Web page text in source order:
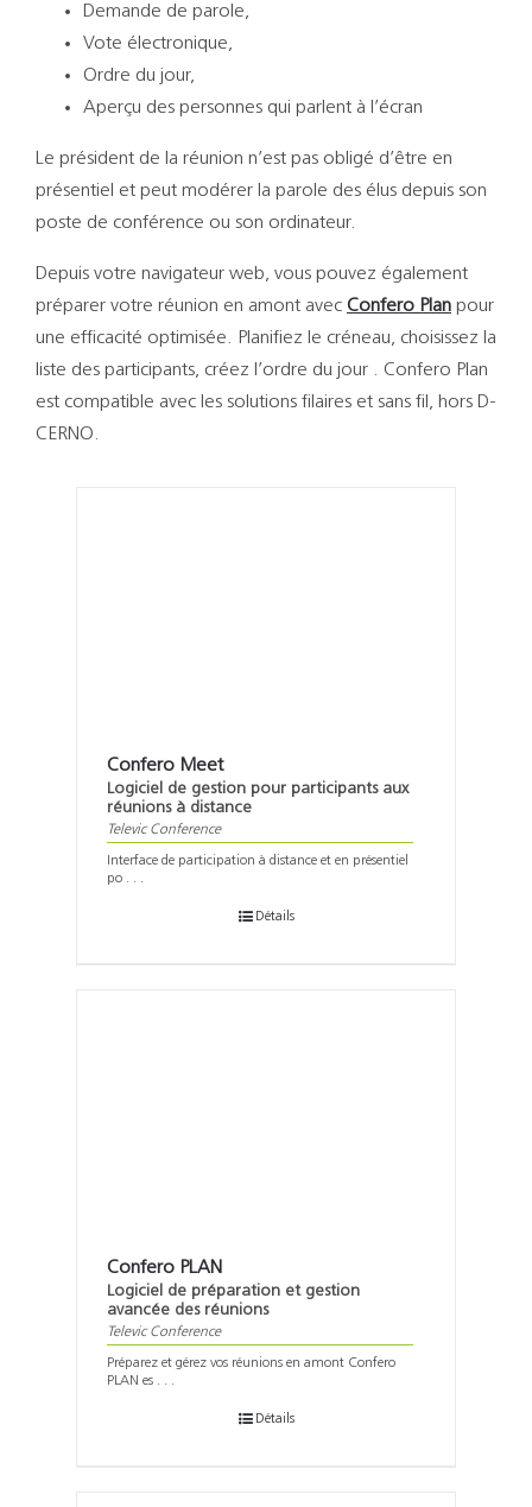
Demande de parole,
Vote électronique,
Ordre du jour,
Aperçu des personnes qui parlent à l’écran
Le président de la réunion n’est pas obligé d’être en
présentiel et peut modérer la parole des élus depuis son
poste de conférence ou son ordinateur.
Depuis votre navigateur web, vous pouvez également
préparer votre réunion en amont avec Confero Plan pour
une efficacité optimisée. Planifiez le créneau, choisissez la
liste des participants, créez l’ordre du jour . Confero Plan
est compatible avec les solutions filaires et sans fil, hors D-
CERNO.
Confero Meet
Logiciel de gestion pour participants aux
réunions à distance
Televic Conference
Interface de participation à distance et en présentiel
po . . .
Détails
Confero PLAN
Logiciel de préparation et gestion
avancée des réunions
Televic Conference
Préparez et gérez vos réunions en amont Confero
PLAN es . . .
Détails